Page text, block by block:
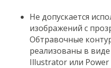
Не допускается
изображений с
Обтравочные
реализованы в
Illustrator или Power